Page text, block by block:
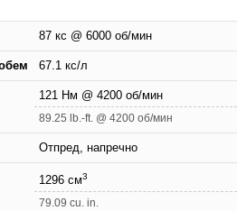
87 кс @ 6000 об/мин
67.1 кс/л
121 Нм @ 4200 об/мин
89.25 lb.-ft. @ 4200 об/мин
Отпред, напречно
1296 см3
79.09 cu. in.